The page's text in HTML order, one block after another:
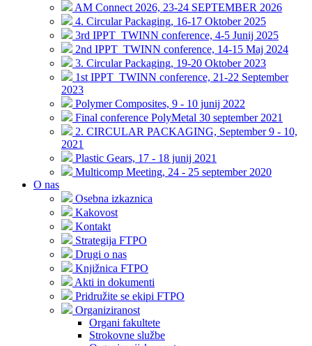
AM Connect 2026, 23-24 SEPTEMBER 2026
4. Circular Packaging, 16-17 Oktober 2025
3rd IPPT_TWINN conference, 4-5 Junij 2025
2nd IPPT_TWINN conference, 14-15 Maj 2024
3. Circular Packaging, 19-20 Oktober 2023
1st IPPT_TWINN conference, 21-22 September
2023
Polymer Composites, 9 - 10 junij 2022
Final conference PolyMetal 30 september 2021
2. CIRCULAR PACKAGING, September 9 - 10,
2021
Plastic Gears, 17 - 18 junij 2021
Multicomp Meeting, 24 - 25 september 2020
O nas
Osebna izkaznica
Kakovost
Kontakt
Strategija FTPO
Drugi o nas
Knjižnica FTPO
Akti in dokumenti
Pridružite se ekipi FTPO
Organiziranost
Organi fakultete
Strokovne službe